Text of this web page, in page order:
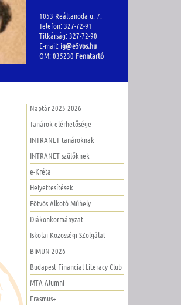
1053 Reáltanoda u. 7.
Telefon: 327-72-91
Titkárság: 327-72-90
E-mail: ig@e5vos.hu
OM: 035230 Fenntartó
Naptár 2025-2026
Tanárok elérhetősége
INTRANET tanároknak
INTRANET szülőknek
e-Kréta
Helyettesítések
Eötvös Alkotó Műhely
Diákönkormányzat
Iskolai Közösségi SZolgálat
BIMUN 2026
Budapest Financial Literacy Club
MTA Alumni
Erasmus+